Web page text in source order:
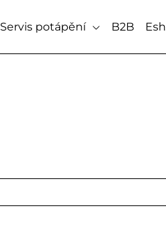
Servis potápění B2B